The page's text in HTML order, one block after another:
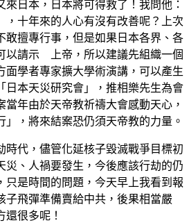
來日本，日本將可得救了！我問他：
，十年來的人心有沒有改善呢？上次
擅專行事，但是如果日本各界、各
以請示 上帝，所以建議先組織一個
面學者專家擴大學術演講，可以產生
日本天災研究會」，推相樂先生為會
年由於天帝教祈禱大會感動天心，
，將來結案恐仍須天帝教的力量。
代，儘管化延核子毀滅戰爭目標初
災、人禍要發生，今後應該行劫的仍
只是時間的問題，今天早上我看到報
子飛彈準備賣給中共，後果相當嚴
還很多呢！